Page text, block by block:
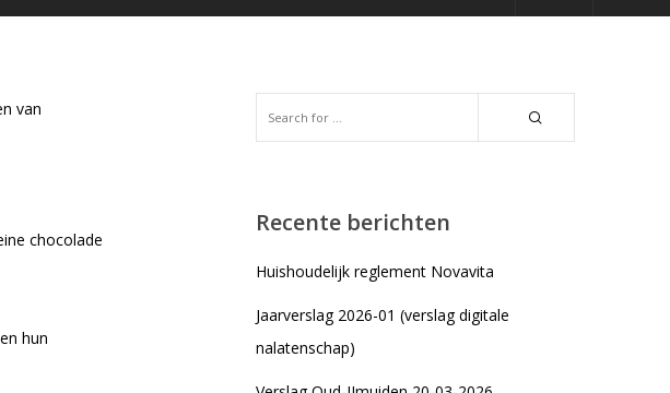
van
chocolade
hun
Recente berichten
Huishoudelijk reglement Novavita
Jaarverslag 2026-01 (verslag digitale
nalatenschap)